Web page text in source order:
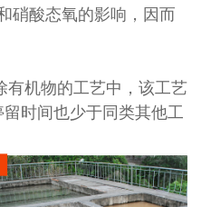
硝酸态氧的影响，因而
机物的工艺中，该工艺
时间也少于同类其他工